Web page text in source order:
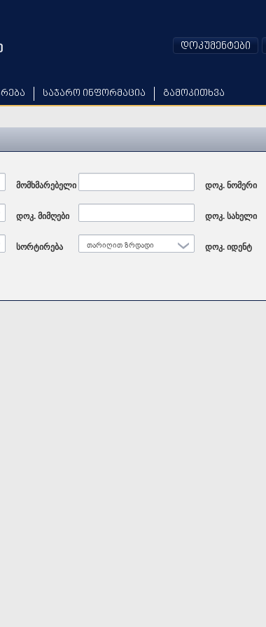
საჯარო ინფორმაცია გამოკითხვა
დოკუმენტები
მომხმარებელი დოკ. ნომერი
დოკ. მიმღები დოკ. სახელი
სორტირება თარიღით ზრდადი დოკ. იდენტ